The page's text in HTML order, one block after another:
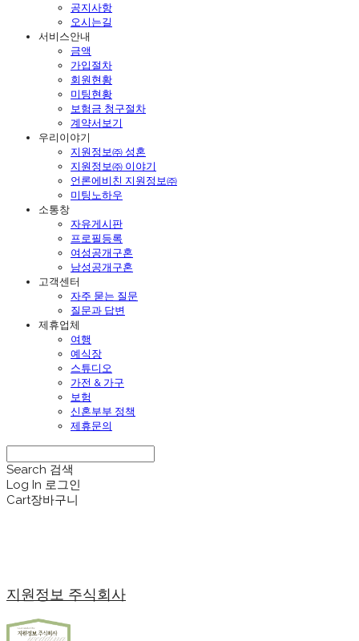
공지사항
오시는길
서비스안내
금액
가입절차
회원현황
미팅현황
보험금 청구절차
계약서보기
우리이야기
지원정보㈜ 성혼
지원정보㈜ 이야기
언론에비친 지원정보㈜
미팅노하우
소통창
자유게시판
프로필등록
여성공개구혼
남성공개구혼
고객센터
자주 묻는 질문
질문과 답변
제휴업체
여행
예식장
스튜디오
가전 & 가구
보험
신혼부부 정책
제휴문의
Search 검색
Log In 로그인
Cart장바구니
지원정보 주식회사